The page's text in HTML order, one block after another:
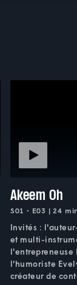
Akeem Oh
S01 • E03 | 24
Invités :
et multi-
l'entrepreneuse
l'humoriste
créateur de